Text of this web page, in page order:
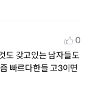
0
도 갖고있는 남자들도
빠르다한들 고3이면